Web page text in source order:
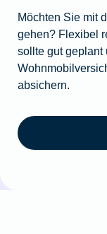
Möchten Sie mit
gehen? Flexibel
sollte gut geplant
absichern.